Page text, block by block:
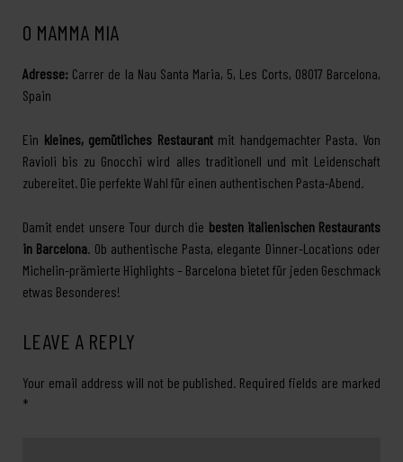
O MAMMA MIA
Adresse: Carrer de la Nau Santa Maria, 5, Les Corts, 08017 Barcelona,
Spain
Ein kleines, gemütliches Restaurantmit handgemachter Pasta. Von
Ravioli bis zu Gnocchi wird alles traditionell und mit Leidenschaft
zubereitet. Die perfekte Wahl für einen authentischen Pasta-Abend.
Damit endet unsere Tour durch die besten italienischen Restaurants
in Barcelona. Ob authentische Pasta, elegante Dinner-Locations oder
Michelin-prämierte Highlights – Barcelona bietet für jeden Geschmack
etwas Besonderes!
LEAVE A REPLY
Your email address will not be published. Required fields are marked
*